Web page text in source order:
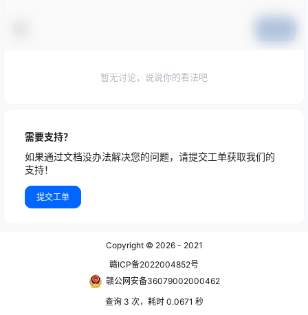
需要支持？
如果通过文档没办法解决您的问题，请提交工单获取我们的
支持！
提交工单
暂无讨论，说说你的看法吧
Copyright © 2026- 2021
赣ICP备2022004852号
赣公网安备36079002000462
查询 3 次，耗时 0.0671 秒